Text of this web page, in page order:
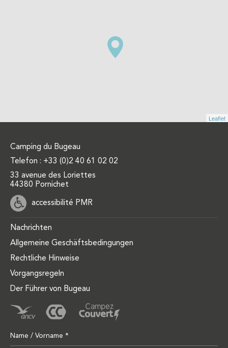
Leaflet
Camping du Bugeau
Telefon : +33 (0)2 40 61 02 02
33 avenue des Loriettes
44380 Pornichet
accessibilité PMR
Nachrichten
Allgemeine Geschäftsbedingungen
Rechtliche Hinweise
Vorgangsregeln
Der Führer von Bugeau